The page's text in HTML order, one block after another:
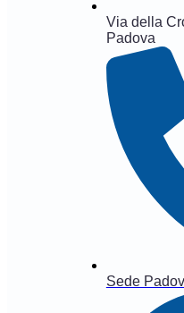
Via della
Padova
Sede